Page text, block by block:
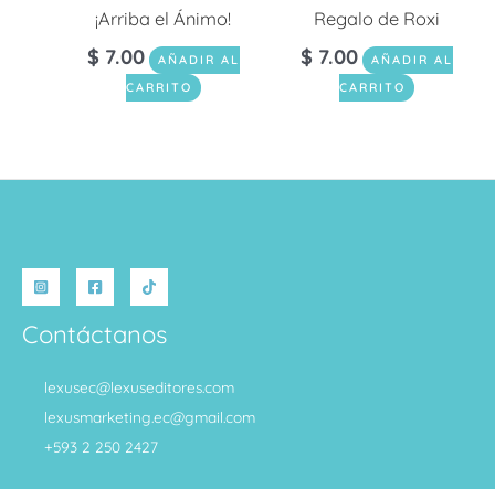
¡Arriba el Ánimo!
$ 7.00
AÑADIR AL
CARRITO
Regalo de Roxi
$ 7.00
AÑADIR AL
CARRITO
Contáctanos
lexusec@lexuseditores.com
lexusmarketing.ec@gmail.com
+593 2 250 2427